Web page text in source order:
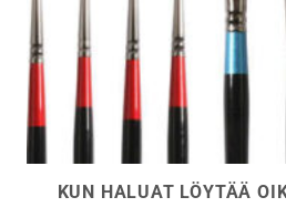
KUN HALUAT LÖYTÄÄ